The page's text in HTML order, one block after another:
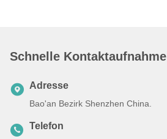
Schnelle Kontaktaufnahme
Adresse
Bao'an Bezirk Shenzhen China.
Telefon